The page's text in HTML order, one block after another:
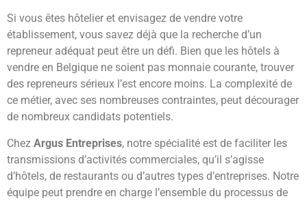
Si vous êtes hôtelier et envisagez de vendre votre
établissement, vous savez déjà que la recherche d’un
repreneur adéquat peut être un défi. Bien que les hôtels à
vendre en Belgique ne soient pas monnaie courante, trouver
des repreneurs sérieux l’est encore moins. La complexité de
ce métier, avec ses nombreuses contraintes, peut décourager
de nombreux candidats potentiels.
Chez Argus Entreprises, notre spécialité est de faciliter les
transmissions d’activités commerciales, qu’il s’agisse
d’hôtels, de restaurants ou d’autres types d’entreprises. Notre
équipe peut prendre en charge l’ensemble du processus de